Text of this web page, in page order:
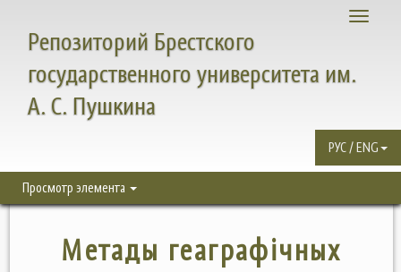
Toggle
Репозиторий Брестского
государственного университета им.
А. С. Пушкина
РУС / ENG
Просмотр элемента
Метады геаграфічных